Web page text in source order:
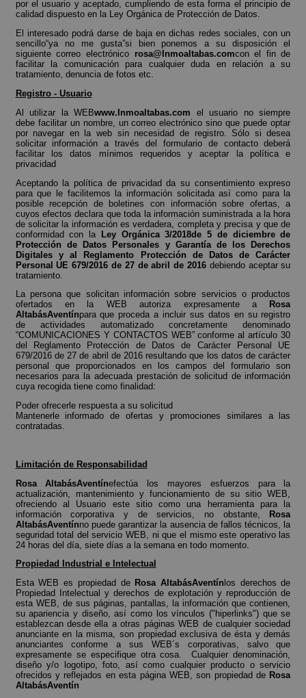
por el usuario y aceptado, cumpliendo de esta forma el principio de
calidad dispuesto en la Ley Orgánica de Protección de Datos.
El interesado podrá darse de baja en dichas redes sociales, con un
sencillo“ya no me gusta”si bien ponemos a su disposición el
siguiente correo electrónico rosa@Inmoaltabas.comcon el fin de
facilitar la comunicación para cualquier duda en relación a su
tratamiento, denuncia de fotos etc.
Registro - Usuario
Al utilizar la WEBwww.Inmoaltabas.com
el usuario no siempre
debe facilitar un nombre, un correo electrónico sino que puede optar
por navegar en la web sin necesidad de registro. Sólo si desea
solicitar información a través del formulario de contacto deberá
facilitar los datos mínimos requeridos y aceptar la política e
privacidad
Aceptando la política de privacidad da su consentimiento expreso
para que le facilitemos la información solicitada así como para la
posible recepción de boletines con información sobre ofertas, a
cuyos efectos declara que toda la información suministrada a la hora
de solicitar la información es verdadera, completa y precisa y que de
conformidad con la Ley Orgánica 3/2018de 5 de diciembre de
Protección de Datos Personales y Garantía de los Derechos
Digitales y al Reglamento Protección de Datos de Carácter
Personal UE 679/2016 de 27 de abril de 2016 debiendo aceptar su
tratamiento.
La persona que solicitan información sobre servicios o productos
ofertados en la WEB autoriza expresamente a
Rosa
AltabásAventínpara que proceda a incluir sus datos en su registro
de actividades automatizado concretamente denominado
“COMUNICACIONES Y CONTACTOS WEB” conforme al artículo 30
del Reglamento Protección de Datos de Carácter Personal UE
679/2016 de 27 de abril de 2016 resultando que los datos de carácter
personal que proporcionados en los campos del formulario son
necesarios para la adecuada prestación de solicitud de información
cuya recogida tiene como finalidad:
Poder ofrecerle respuesta a su solicitud
Mantenerle informado de ofertas y promociones similares a las
contratadas.
Limitación de Responsabilidad
Rosa AltabásAventínefectúa los mayores esfuerzos para la
actualización, mantenimiento y funcionamiento de su sitio WEB,
ofreciendo al Usuario este sitio como una herramienta para la
información corporativa y de servicios, no obstante, Rosa
AltabásAventínno puede garantizar la ausencia de fallos técnicos, la
seguridad total del servicio WEB, ni que el mismo este operativo las
24 horas del día, siete días a la semana en todo momento.
Propiedad Industrial e Intelectual
Esta WEB es propiedad de Rosa AltabásAventín los derechos de
Propiedad Intelectual y derechos de explotación y reproducción de
esta WEB, de sus páginas, pantallas, la información que contienen,
su apariencia y diseño, así como los vínculos ("hiperlinks") que se
establezcan desde ella a otras páginas WEB de cualquier sociedad
anunciante en la misma, son propiedad exclusiva de ésta y demás
anunciantes conforme a sus WEB´s corporativas, salvo que
expresamente se especifique otra cosa. Cualquier denominación,
diseño y/o logotipo, foto, así como cualquier producto o servicio
ofrecidos y reflejados en esta página WEB, son propiedad de Rosa
AltabásAventín